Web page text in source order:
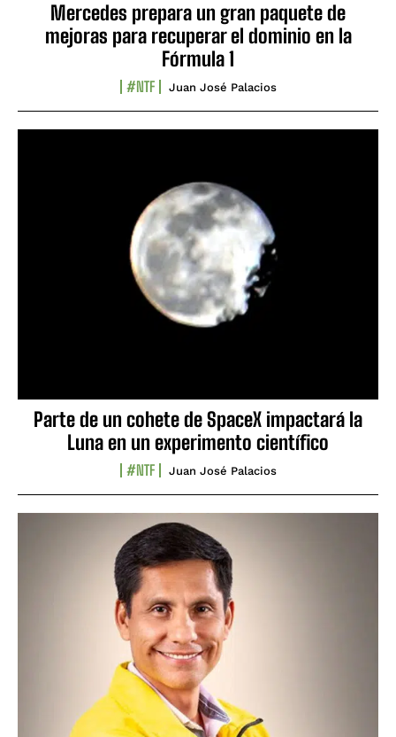
Mercedes prepara un gran paquete de
mejoras para recuperar el dominio en la
Fórmula 1
#NTF Juan José Palacios
Parte de un cohete de SpaceX impactará la
Luna en un experimento científico
#NTF Juan José Palacios